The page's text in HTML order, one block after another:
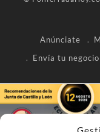
Anúnciate
Envía tu negocio